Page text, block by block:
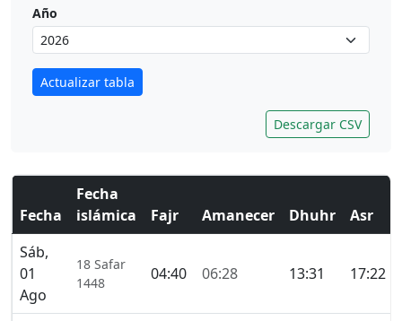
Año
Actualizar tabla
Descargar CSV
Fecha
Fecha
islámica
Fajr Amanecer Dhuhr Asr
Sáb,
01
Ago
18 Safar
1448
04:40 06:28 13:31 17:22